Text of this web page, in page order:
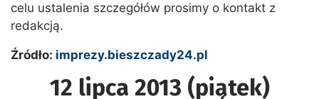
celu ustalenia szczegółów prosimy o kontakt z
redakcją.
Źródło: imprezy.bieszczady24.pl
12 lipca 2013 (piątek)